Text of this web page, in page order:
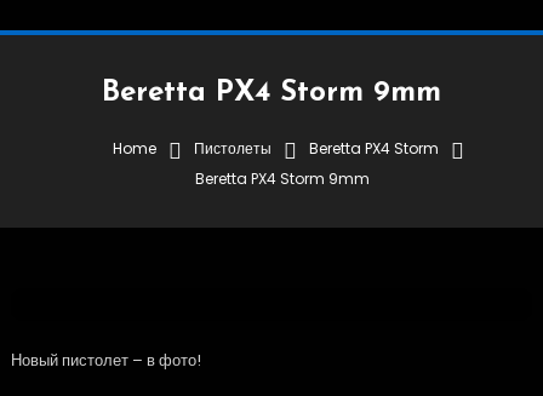
Beretta PX4 Storm 9mm
Home Пистолеты
Beretta PX4 Storm
Beretta PX4 Storm 9mm
05.09.2019 RuBear USA
Новый пистолет – в фото!